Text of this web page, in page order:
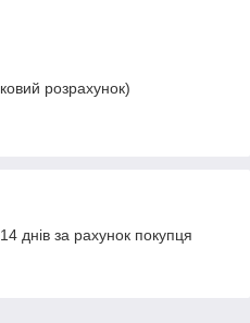
розрахунок)
днів за рахунок покупця